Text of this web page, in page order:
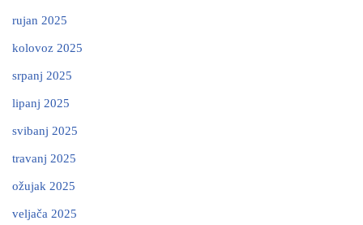
rujan 2025
kolovoz 2025
srpanj 2025
lipanj 2025
svibanj 2025
travanj 2025
ožujak 2025
veljača 2025